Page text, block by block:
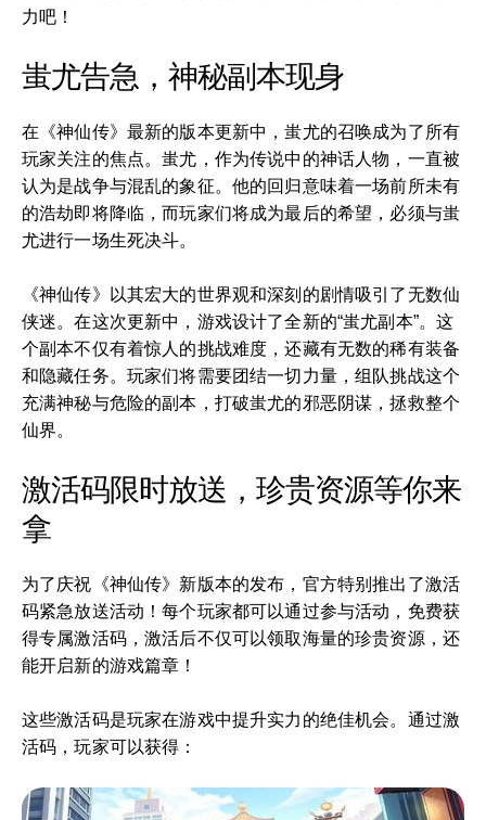
力吧！
蚩尤告急，神秘副本现身
在《神仙传》最新的版本更新中，蚩尤的召唤成为了所有
玩家关注的焦点。蚩尤，作为传说中的神话人物，一直被
认为是战争与混乱的象征。他的回归意味着一场前所未有
的浩劫即将降临，而玩家们将成为最后的希望，必须与蚩
尤进行一场生死决斗。
《神仙传》以其宏大的世界观和深刻的剧情吸引了无数仙
侠迷。在这次更新中，游戏设计了全新的“蚩尤副本”。这
个副本不仅有着惊人的挑战难度，还藏有无数的稀有装备
和隐藏任务。玩家们将需要团结一切力量，组队挑战这个
充满神秘与危险的副本，打破蚩尤的邪恶阴谋，拯救整个
仙界。
激活码限时放送，珍贵资源等你来
拿
为了庆祝《神仙传》新版本的发布，官方特别推出了激活
码紧急放送活动！每个玩家都可以通过参与活动，免费获
得专属激活码，激活后不仅可以领取海量的珍贵资源，还
能开启新的游戏篇章！
这些激活码是玩家在游戏中提升实力的绝佳机会。通过激
活码，玩家可以获得：